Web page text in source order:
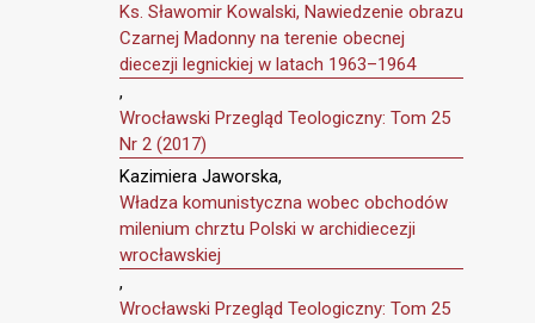
Ks. Sławomir Kowalski, Nawiedzenie obrazu
Czarnej Madonny na terenie obecnej
diecezji legnickiej w latach 1963–1964
,
Wrocławski Przegląd Teologiczny: Tom 25
Nr 2 (2017)
Kazimiera Jaworska,
Władza komunistyczna wobec obchodów
milenium chrztu Polski w archidiecezji
wrocławskiej
,
Wrocławski Przegląd Teologiczny: Tom 25